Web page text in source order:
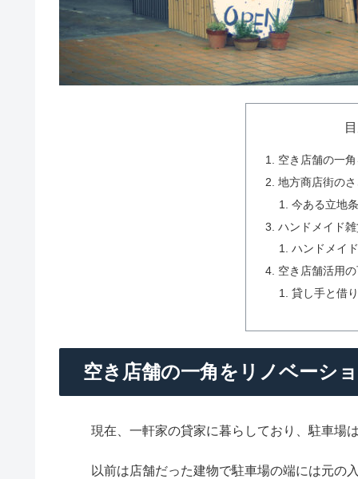
空き店舗の一
地方商店街の
今ある立地
ハンドメイド
ハンドメイ
空き店舗活用
貸し手と借
空き店舗の一角をリノベーシ
現在、一軒家の貸家に暮らしており、駐車場
以前は店舗だった建物で駐車場の端には元の